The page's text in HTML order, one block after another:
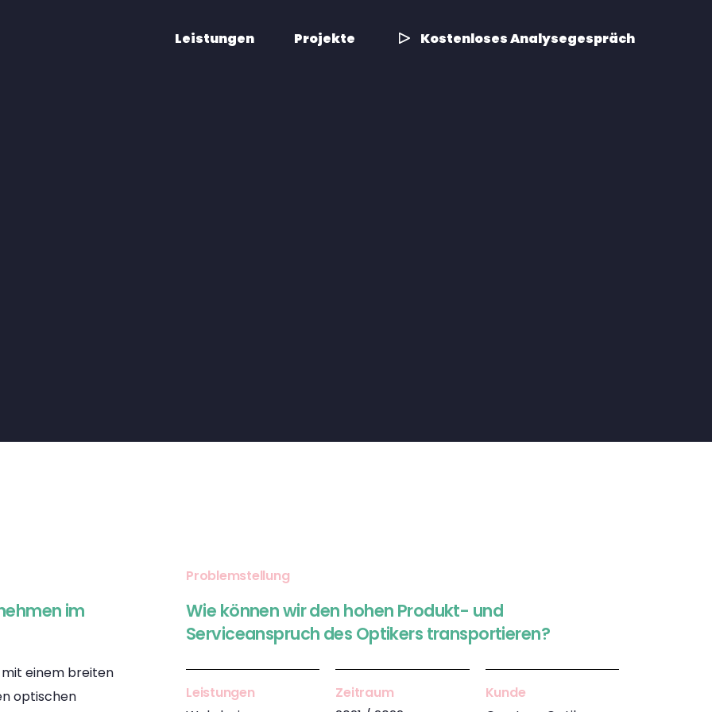
Leistungen Projekte Kostenloses Analysegespräch
im
einem breiten
optischen
Problemstellung
Wie können wir den hohen Produkt- und
Serviceanspruch des Optikers transportieren?
Leistungen
Zeitraum
Kunde